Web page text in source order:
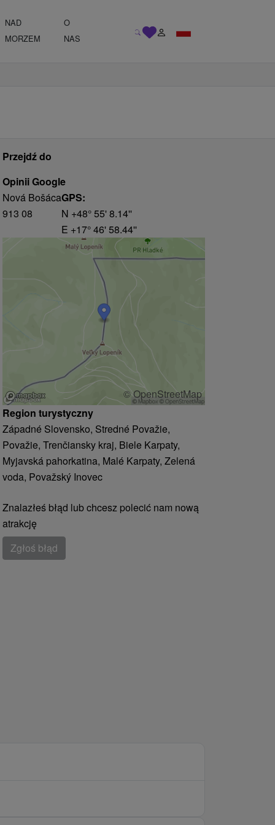
NAD
MORZEM
O
NAS
Przejdź do
Opinii Google
Nová Bošáca
913 08
GPS:
N +48° 55' 8.14''
E +17° 46' 58.44''
© OpenStreetMap
Region turystyczny
Západné Slovensko, Stredné Považie,
Považie, Trenčiansky kraj, Biele Karpaty,
Myjavská pahorkatina, Malé Karpaty, Zelená
voda, Považský Inovec
Znalazłeś błąd lub chcesz polecić nam nową
atrakcję
Zgłoś błąd